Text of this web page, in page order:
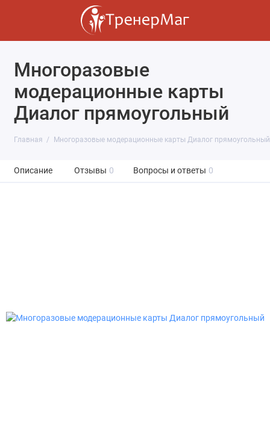
Многоразовые
модерационные карты
Диалог прямоугольный
Главная Многоразовые модерационные карты Диалог прямоугольный
Описание Отзывы 0 Вопросы и ответы 0